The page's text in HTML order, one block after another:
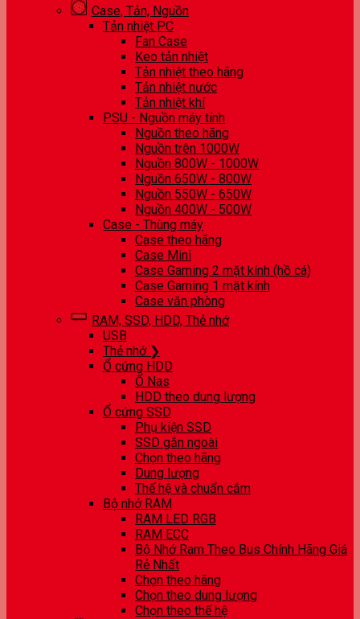
Case, Tản, Nguồn
Tản nhiệt PC
Fan Case
Keo tản nhiệt
Tản nhiệt theo hãng
Tản nhiệt nước
Tản nhiệt khí
PSU - Nguồn máy tính
Nguồn theo hãng
Nguồn trên 1000W
Nguồn 800W - 1000W
Nguồn 650W - 800W
Nguồn 550W - 650W
Nguồn 400W - 500W
Case - Thùng máy
Case theo hãng
Case Mini
Case Gaming 2 mặt kính (hồ cá)
Case Gaming 1 mặt kính
Case văn phòng
RAM, SSD, HDD, Thẻ nhớ
USB
Thẻ nhớ ❯
Ổ cứng HDD
Ổ Nas
HDD theo dung lượng
Ổ cứng SSD
Phụ kiện SSD
SSD gắn ngoài
Chọn theo hãng
Dung lượng
Thế hệ và chuẩn cắm
Bộ nhớ RAM
RAM LED RGB
RAM ECC
Bộ Nhớ Ram Theo Bus Chính Hãng Giá
Rẻ Nhất
Chọn theo hãng
Chọn theo dung lượng
Chọn theo thế hệ